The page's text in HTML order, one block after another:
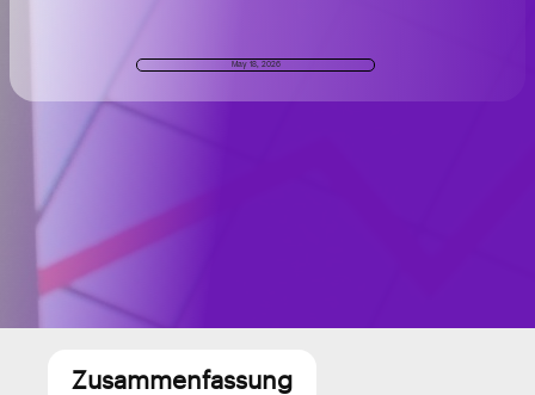
May 18, 2026
Zusammenfassung